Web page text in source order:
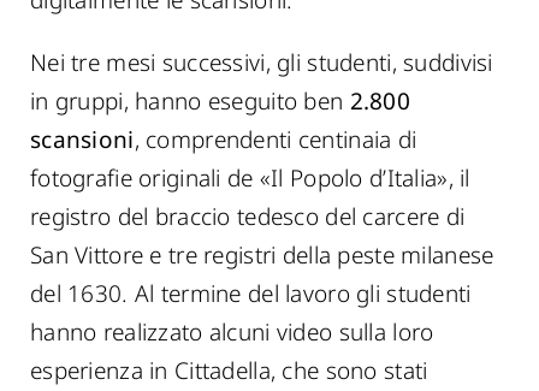
Nei tre mesi successivi, gli studenti, suddivisi
in gruppi, hanno eseguito ben 2.800
scansioni, comprendenti centinaia di
fotografie originali de «Il Popolo d’Italia», il
registro del braccio tedesco del carcere di
San Vittore e tre registri della peste milanese
del 1630. Al termine del lavoro gli studenti
hanno realizzato alcuni video sulla loro
esperienza in Cittadella, che sono stati